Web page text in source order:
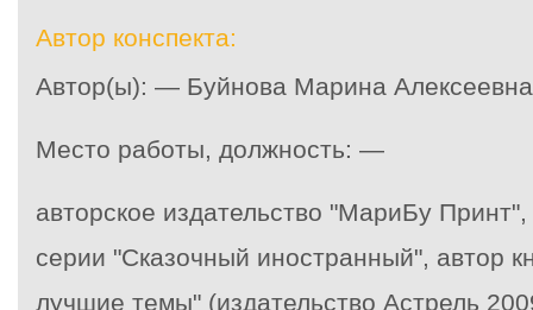
Автор конспекта:
Автор(ы): — Буйнова Марина Алексеевна
Место работы, должность: —
авторское издательство "МариБу
серии "Сказочный иностранный", автор
лучшие темы" (издательство Астрель